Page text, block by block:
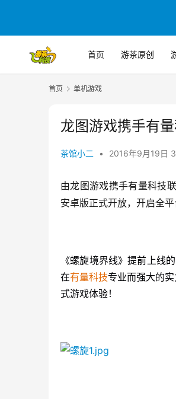
首页 游茶原创
首页 单机游戏
龙图游戏携手有
茶馆小二 • 2016年9月19日
由龙图游戏携手有量科技
安卓版正式开放，开启全平
《螺旋境界线》提前上线
在有量科技专业而强大的
式游戏体验！